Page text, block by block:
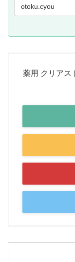
otoku.cyou
薬用 クリアス